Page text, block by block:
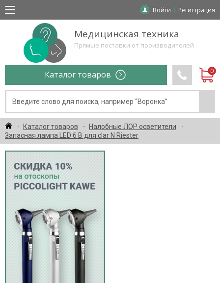
Войти Регистрация
Медицинская техника
Прямые поставки от производителей
Каталог товаров
Каталог товаров
Налобные ЛОР осветители
Запасная лампа LED 6 В для clar N Riester